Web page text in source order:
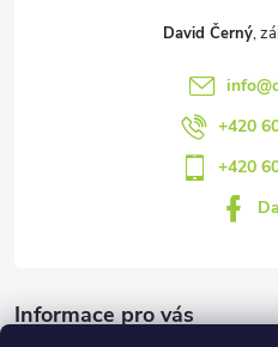
David Černý
info@
+420
+420
Informace pro vás